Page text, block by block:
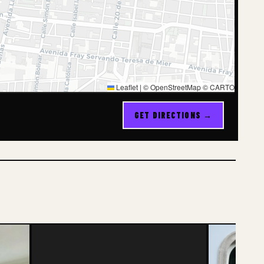
Leaflet | © OpenStreetMap © CARTO
GET DIRECTIONS →